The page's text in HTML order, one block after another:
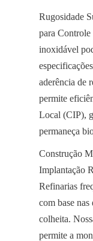
Rugosidade
para Controle
inoxidável
aderência de
permite
Local (CIP),
permaneça
Construção
Implantação
Refinarias
com base nas
colheita.
permite a